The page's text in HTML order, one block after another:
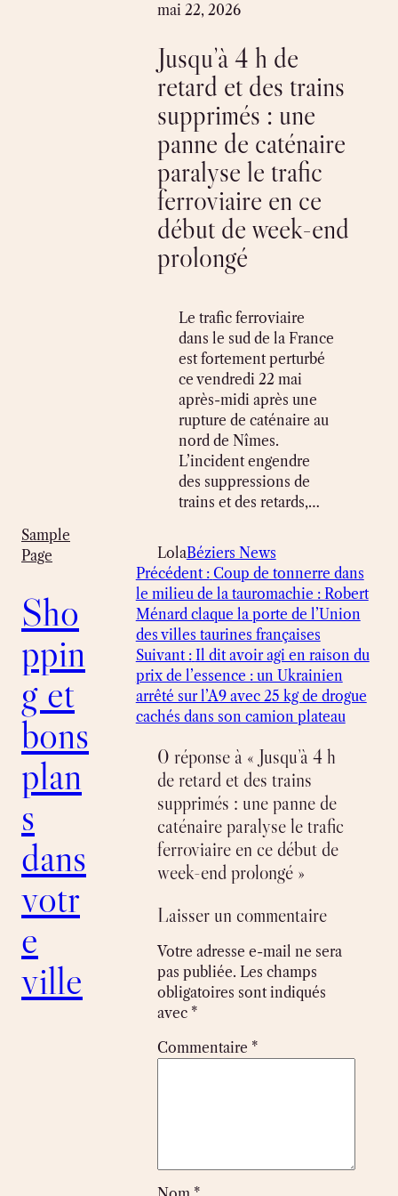
Sample
Page
Sho
ppin
g et
bons
plan
s
dans
votr
e
ville
mai 22, 2026
Jusqu’à 4 h de
retard et des trains
supprimés : une
panne de caténaire
paralyse le trafic
ferroviaire en ce
début de week-end
prolongé
Le trafic ferroviaire
dans le sud de la France
est fortement perturbé
ce vendredi 22 mai
après-midi après une
rupture de caténaire au
nord de Nîmes.
L’incident engendre
des suppressions de
trains et des retards,…
LolaBéziers News
Précédent : Coup de tonnerre dans
le milieu de la tauromachie : Robert
Ménard claque la porte de l’Union
des villes taurines françaises
Suivant : Il dit avoir agi en raison du
prix de l’essence : un Ukrainien
arrêté sur l’A9 avec 25 kg de drogue
cachés dans son camion plateau
0 réponse à « Jusqu’à 4 h
de retard et des trains
supprimés : une panne de
caténaire paralyse le trafic
ferroviaire en ce début de
week-end prolongé »
Laisser un commentaire
Votre adresse e-mail ne sera
pas publiée. Les champs
obligatoires sont indiqués
avec *
Commentaire *